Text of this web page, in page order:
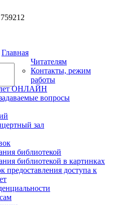
759212
Главная
Читателям
Контакты, режим
работы
ОНЛАЙН
вопросы
зал
библиотекой
библиотекой в картинках
предоставления доступа к